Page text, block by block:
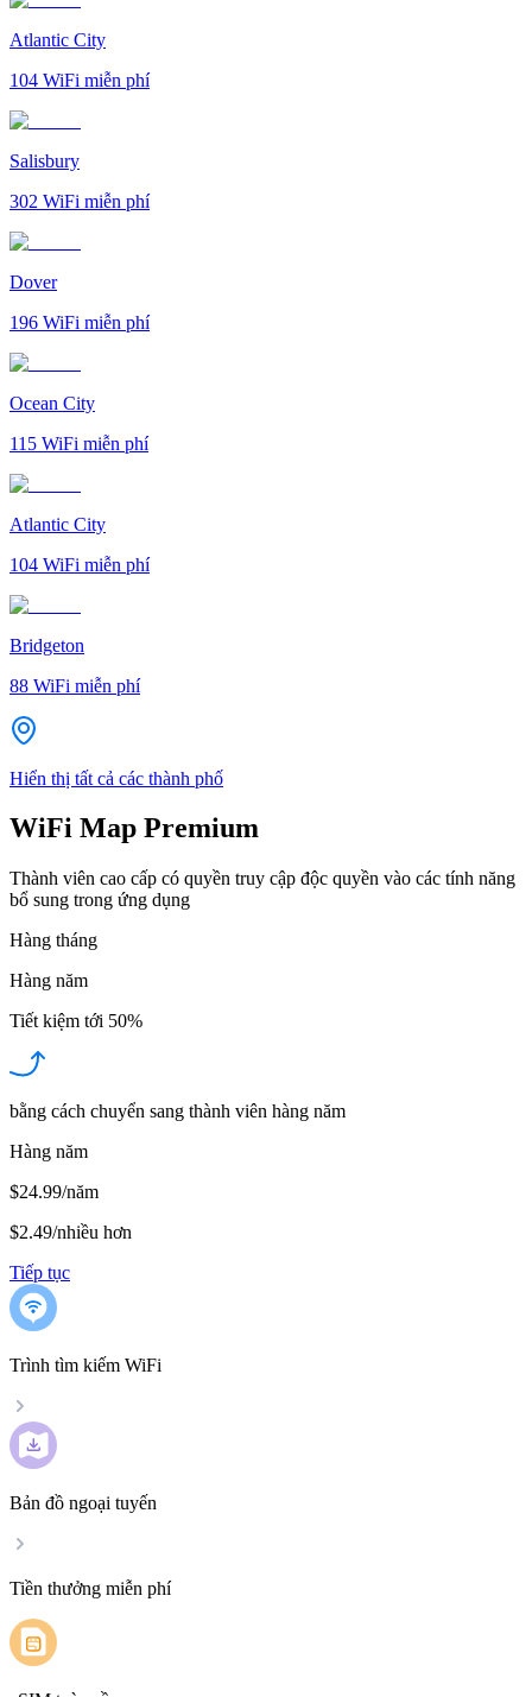
Atlantic City
104 WiFi miễn phí
Salisbury
302 WiFi miễn phí
Dover
196 WiFi miễn phí
Ocean City
115 WiFi miễn phí
Atlantic City
104 WiFi miễn phí
Bridgeton
88 WiFi miễn phí
Hiển thị tất cả các thành phố
WiFi Map Premium
Thành viên cao cấp có quyền truy cập độc quyền vào các tính năng
bổ sung trong ứng dụng
Hàng tháng
Hàng năm
Tiết kiệm tới 50%
bằng cách chuyển sang thành viên hàng năm
Hàng năm
$24.99/năm
$2.49/nhiều hơn
Tiếp tục
Trình tìm kiếm WiFi
Bản đồ ngoại tuyến
Tiền thưởng miễn phí